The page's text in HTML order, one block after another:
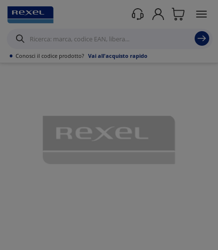
• Conosci il codice prodotto? Vai all'acquisto rapido
Prodotti /Canalizzazioni Canaline Passacavi Industriali in Metallo/Curve,
Derivazioni e accessori per Canale forato